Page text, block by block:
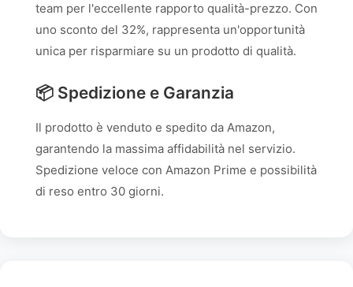
team per l'eccellente rapporto qualità-prezzo. Con
uno sconto del 32%, rappresenta un'opportunità
unica per risparmiare su un prodotto di qualità.
📦 Spedizione e Garanzia
Il prodotto è venduto e spedito da Amazon,
garantendo la massima affidabilità nel servizio.
Spedizione veloce con Amazon Prime e possibilità
di reso entro 30 giorni.